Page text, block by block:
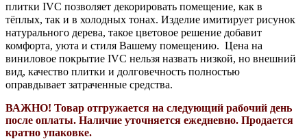
плитки IVC позволяет декорировать помещение, как в
тёплых, так и в холодных тонах. Изделие имитирует рисунок
натурального дерева, такое цветовое решение добавит
комфорта, уюта и стиля Вашему помещению. Цена на
виниловое покрытие IVC нельзя назвать низкой, но внешний
вид, качество плитки и долговечность полностью
оправдывает затраченные средства.
ВАЖНО! Товар отгружается на следующий рабочий день
после оплаты. Наличие уточняется ежедневно. Продается
кратно упаковке.